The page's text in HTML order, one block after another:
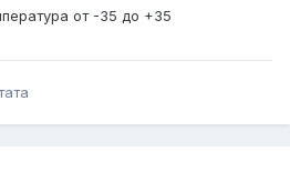
от -35 до +35